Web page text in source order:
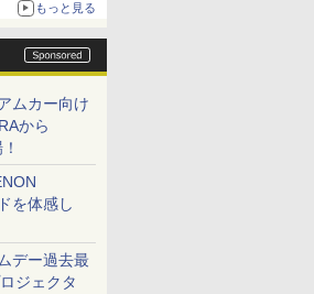
もっと見る
ムカー向け
から
を体感し
デー過去最
ジェクタ